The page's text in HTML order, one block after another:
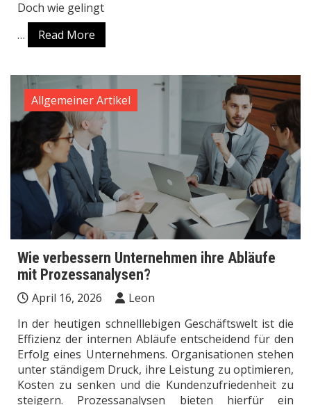
Doch wie gelingt
…
Read More
Allgemeiner Artikel
Wie verbessern Unternehmen ihre Abläufe
mit Prozessanalysen?
April 16, 2026
Leon
In der heutigen schnelllebigen Geschäftswelt ist die
Effizienz der internen Abläufe entscheidend für den
Erfolg eines Unternehmens. Organisationen stehen
unter ständigem Druck, ihre Leistung zu optimieren,
Kosten zu senken und die Kundenzufriedenheit zu
steigern. Prozessanalysen bieten hierfür ein